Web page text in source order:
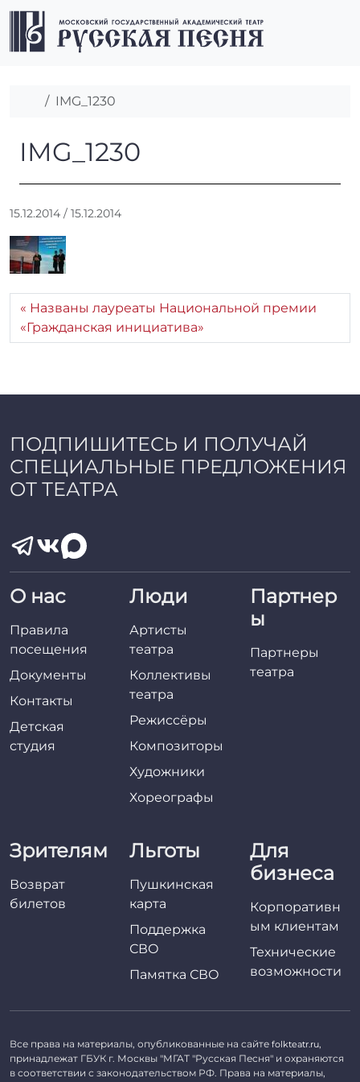
Перейти к содержимому
Перейти к футеру
Главная
IMG_1230
IMG_1230
IMG_1230
15.12.2014 / 15.12.2014
:
r
r
_
m
Названы лауреаты Национальной премии
«Гражданская инициатива»
ПОДПИШИТЕСЬ И ПОЛУЧАЙ
СПЕЦИАЛЬНЫЕ ПРЕДЛОЖЕНИЯ
ОТ ТЕАТРА
О нас
Правила
посещения
Документы
Контакты
Детская
студия
Люди
Артисты
театра
Коллективы
театра
Режиссёры
Композиторы
Художники
Хореографы
Партнер
ы
Партнеры
театра
Зрителям
Возврат
билетов
Льготы
Пушкинская
карта
Поддержка
СВО
Памятка СВО
Для
бизнеса
Корпоративн
ым клиентам
Технические
возможности
Все права на материалы, опубликованные на сайте folkteatr.ru,
принадлежат ГБУК г. Москвы "МГАТ "Русская Песня" и охраняются
в соответствии с законодательством РФ. Права на материалы,